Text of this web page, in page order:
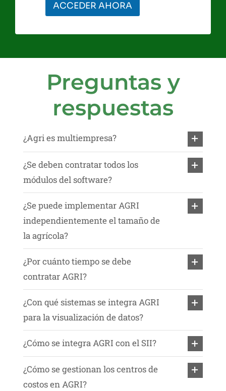
ACCEDER AHORA
Preguntas y
respuestas
¿Agri es multiempresa?
¿Se deben contratar todos los
módulos del software?
¿Se puede implementar AGRI
independientemente el tamaño de
la agrícola?
¿Por cuánto tiempo se debe
contratar AGRI?
¿Con qué sistemas se integra AGRI
para la visualización de datos?
¿Cómo se integra AGRI con el SII?
¿Cómo se gestionan los centros de
costos en AGRI?